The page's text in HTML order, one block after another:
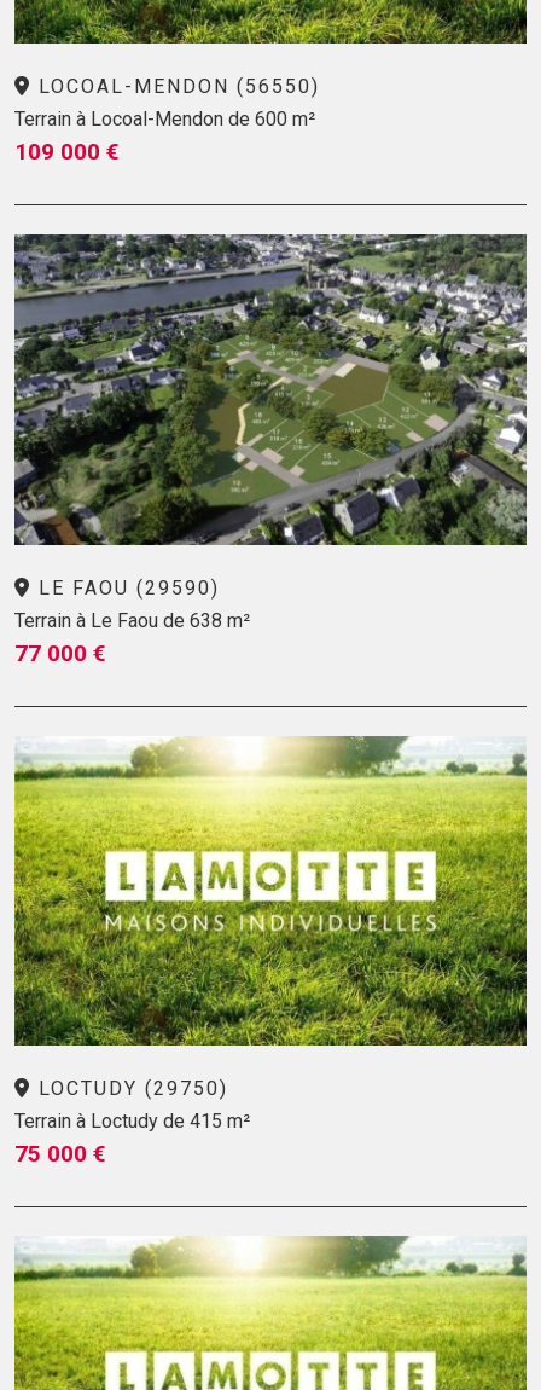
LOCOAL-MENDON (56550)
Terrain à Locoal-Mendon de 600 m²
109 000 €
LE FAOU (29590)
Terrain à Le Faou de 638 m²
77 000 €
LOCTUDY (29750)
Terrain à Loctudy de 415 m²
75 000 €